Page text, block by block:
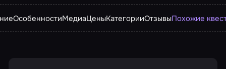
ОсобенностиМедиаЦеныКатегорииОтзывыПохожие